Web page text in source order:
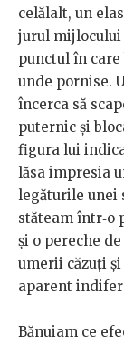
celălalt, un
jurul mijlocului
punctul în care
unde pornise.
încerca să
puternic şi
figura lui
lăsa impresia
legăturile unei
stăteam într‑o
şi o pereche
umerii căzuţi
aparent
Bănuiam ce